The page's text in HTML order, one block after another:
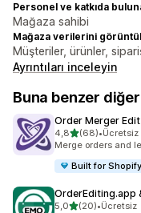
Personel ve katkıda
Mağaza sahibi
Mağaza verilerini
Müşteriler, ürünler,
Ayrıntıları inceleyin
Buna benzer
Order Merger
4,85 yıldız
(68)
toplam 68 •Ücretsiz
Merge orders and
Built for Shopify
OrderEditing.app
5,05 yıldız üzerinden
(20)•Ücretsiz